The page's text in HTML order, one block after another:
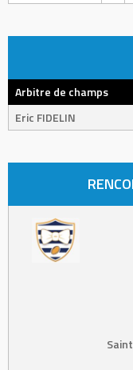
Arbitre de champs
Eric FIDELIN